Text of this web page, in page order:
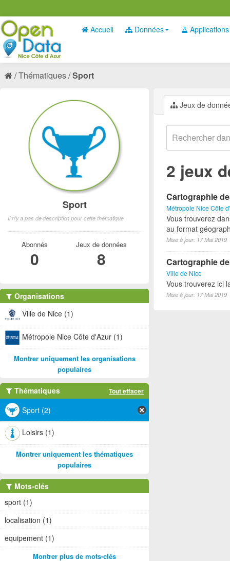
Accueil Données Applications
Thématiques Sport
Jeux de
2 jeux
Cartographie
Métropole Nice Côte
Vous trouverez
au format
Mise à jour: 17 Mai 2019
Cartographie
Ville de Nice
Vous trouverez ici
Mise à jour: 17 Mai 2019
Sport
Il n'y a pas de description pour cette thématique
Abonnés
0
Jeux de données
8
Organisations
Ville de Nice (1)
Métropole Nice Côte d'Azur (1)
Montrer uniquement les organisations
populaires
Thématiques Tout effacer
Sport (2)
Loisirs (1)
Montrer uniquement les thématiques
populaires
Mots-clés
sport (1)
localisation (1)
equipement (1)
Montrer plus de mots-clés